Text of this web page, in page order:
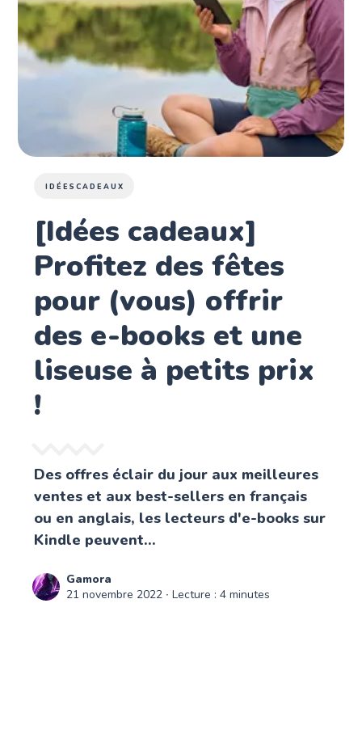
IDÉESCADEAUX
[Idées cadeaux]
Profitez des fêtes
pour (vous) offrir
des e-books et une
liseuse à petits prix
!
Des offres éclair du jour aux meilleures
ventes et aux best-sellers en français
ou en anglais, les lecteurs d'e-books sur
Kindle peuvent...
Gamora
21 novembre 2022 ∙ Lecture : 4 minutes